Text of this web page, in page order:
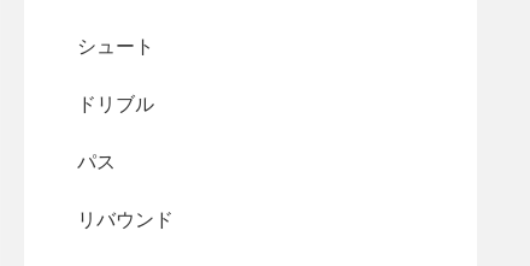
シュート
ドリブル
パス
リバウンド